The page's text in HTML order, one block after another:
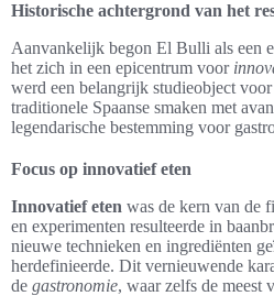
Historische achtergrond van het
Aanvankelijk begon El Bulli als een
het zich in een epicentrum voor
werd een belangrijk studieobject
traditionele Spaanse smaken met
legendarische bestemming voor
Focus op innovatief eten
Innovatief eten was de kern van de
en experimenten resulteerde in
nieuwe technieken en ingrediënten
herdefinieerde. Dit vernieuwende
de gastronomie, waar zelfs de meest